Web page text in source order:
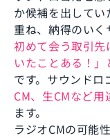
か候補を出して
重ね、納得のいく
初めて会う取引
いたことある！
です。サウンドロ
CM、生CMなど
ます。
ラジオCMの可能